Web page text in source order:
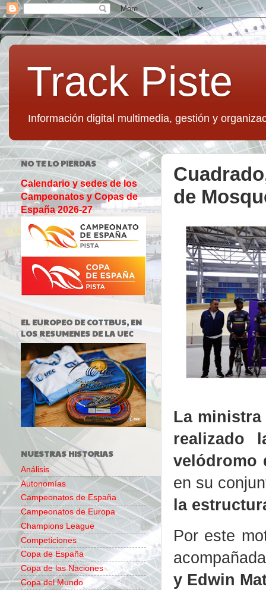
Track Piste
Información digital multimedia, gestión y
de
La ministra
realizado
velódromo
en su
la
Por este
y Edwin
NO TE LO PIERDAS
Calendario y sedes de los
Campeonatos y Copas de
España 2026-27
EL EUROPEO DE COTTBUS, EN
LOS RESUMENES DE LA UEC
NUESTRAS HISTORIAS
Análisis
Autonomías
Campeonatos de España
Campeonatos de Europa
Champions League
Competiciones
Copa de España
Copa de las Naciones
Copa del Mundo